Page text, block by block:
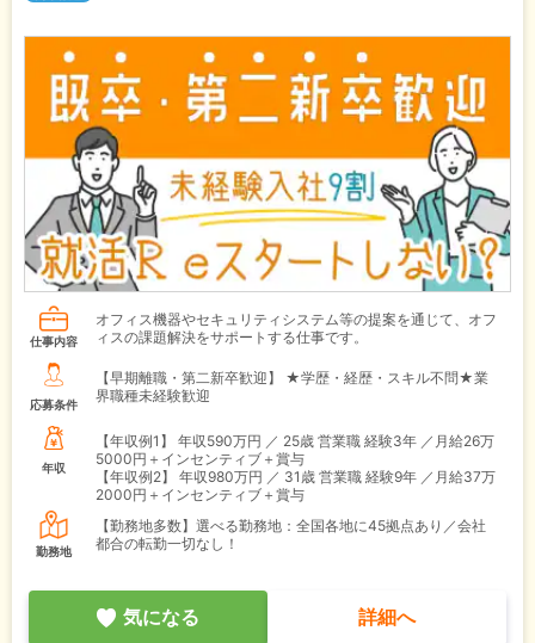
仕事内容
オフィス機器やセキュリティシステム等の提案を通じて、オフ
ィスの課題解決をサポートする仕事です。
応募条件
【早期離職・第二新卒歓迎】 ★学歴・経歴・スキル不問★業
界職種未経験歓迎
年収
【年収例1】
年収590万円 ／ 25歳 営業職 経験3年 ／月給26万
5000円＋インセンティブ＋賞与
【年収例2】
年収980万円 ／ 31歳 営業職 経験9年 ／月給37万
2000円＋インセンティブ＋賞与
勤務地
【勤務地多数】選べる勤務地：全国各地に45拠点あり／会社
都合の転勤一切なし！
気になる 詳細へ